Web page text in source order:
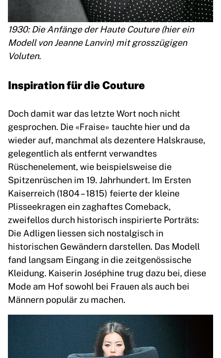
1930: Die Anfänge der Haute Couture (hier ein
Modell von Jeanne Lanvin) mit grosszügigen
Voluten.
Inspiration für die Couture
Doch damit war das letzte Wort noch nicht
gesprochen. Die «Fraise» tauchte hier und da
wieder auf, manchmal als dezentere Halskrause,
gelegentlich als entfernt verwandtes
Rüschenelement, wie beispielsweise die
Spitzenrüschen im 19. Jahrhundert. Im Ersten
Kaiserreich (1804 – 1815) feierte der kleine
Plisseekragen ein zaghaftes Comeback,
zweifellos durch historisch inspirierte Porträts:
Die Adligen liessen sich nostalgisch in
historischen Gewändern darstellen. Das Modell
fand langsam Eingang in die zeitgenössische
Kleidung. Kaiserin Joséphine trug dazu bei, diese
Mode am Hof sowohl bei Frauen als auch bei
Männern populär zu machen.